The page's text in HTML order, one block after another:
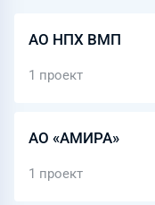
АО НПХ ВМП
1 проект
АО «АМИРА»
1 проект